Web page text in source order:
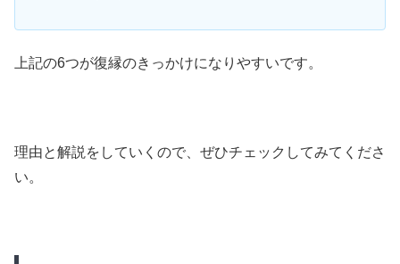
上記の6つが復縁のきっかけになりやすいです。
理由と解説をしていくので、ぜひチェックしてみてくださ
い。